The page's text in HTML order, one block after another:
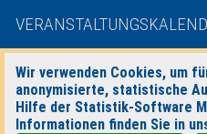
Wir verwenden Cookies, um
anonymisierte, statistische
Hilfe der Statistik-Software
Informationen finden Sie in